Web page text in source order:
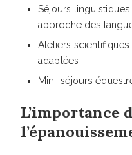
Séjours
approche des
Ateliers
adaptées
Mini-séjours
L’importance